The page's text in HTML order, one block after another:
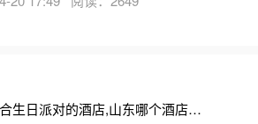
生日派对的酒店,山东哪个酒店有